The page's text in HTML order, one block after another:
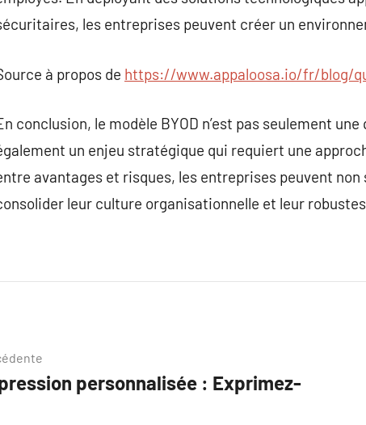
les entreprises peuvent créer un
à propos de https://www.appaloosa.io/fr/blog/
conclusion, le modèle BYOD n’est pas seulement
un enjeu stratégique qui requiert une
avantages et risques, les entreprises peuvent
leur culture organisationnelle et leur
personnalisée : Exprimez-